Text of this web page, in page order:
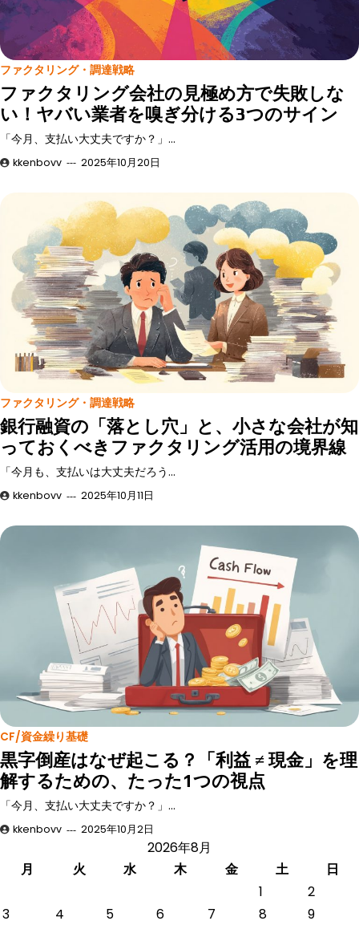
ファクタリング・調達戦略
ファクタリング会社の見極め方で失敗しな
い！ヤバい業者を嗅ぎ分ける3つのサイン
「今月、支払い大丈夫ですか？」…
kkenbovv 2025年10月20日
ファクタリング・調達戦略
銀行融資の「落とし穴」と、小さな会社が知
っておくべきファクタリング活用の境界線
「今月も、支払いは大丈夫だろう…
kkenbovv 2025年10月11日
CF/資金繰り基礎
黒字倒産はなぜ起こる？「利益 ≠ 現金」を理
解するための、たった1つの視点
「今月、支払い大丈夫ですか？」…
kkenbovv 2025年10月2日
2026年8月
月
火 水 木 金 土
日
1
2
3
4 5 6 7 8
9